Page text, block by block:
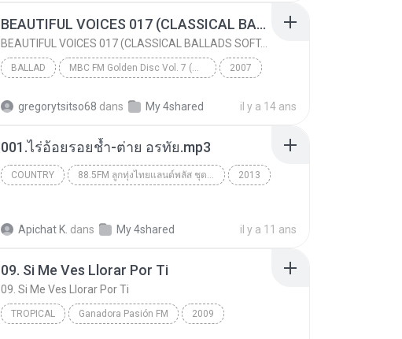
BEAUTIFUL VOICES 017 (CLASSICAL BALLADS SOFT-MIX)
BEAUTIFUL VOICES 017 (CLASSICAL BALLADS SOFT-MIX)
BALLAD MBC FM Golden Disc Vol. 7 (한국인이 좋아하는 팝송 7집) 2007
gregorytsitso68 dans My 4shared il y a 14 ans
001.ไร่อ้อยรอยช้ำ-ต่าย อรทัย.mp3
COUNTRY 88.5FM ลูกทุ่งไทยแลนด์พลัส ชุดที่ 24 2013
Apichat K. dans My 4shared il y a 11 ans
09. Si Me Ves Llorar Por Ti
09. Si Me Ves Llorar Por Ti
TROPICAL Ganadora Pasión FM 2009